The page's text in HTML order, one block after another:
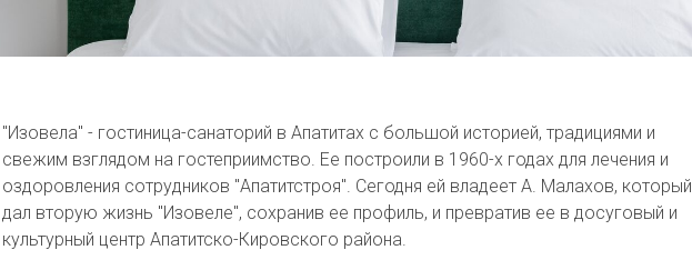
"Изовела" - гостиница-санаторий в Апатитах с большой историей, традициями и
свежим взглядом на гостеприимство. Ее построили в 1960-х годах для лечения и
оздоровления сотрудников "Апатитстроя". Сегодня ей владеет А. Малахов, который
дал вторую жизнь "Изовеле", сохранив ее профиль, и превратив ее в досуговый и
культурный центр Апатитско-Кировского района.